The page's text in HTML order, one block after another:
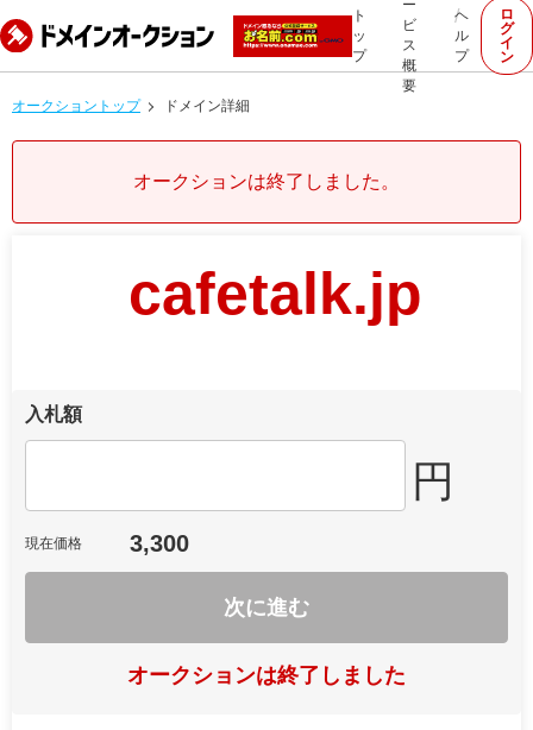
ト
ッ
プ
ー
ビ
ス
概
要
ヘ
ル
プ
ロ
グ
イ
ン
オークショントップ ドメイン詳細
オークションは終了しました。
cafetalk.jp
入札額
円
現在価格 3,300
次に進む
オークションは終了しました